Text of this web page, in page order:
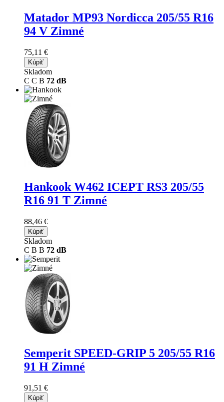
Matador MP93 Nordicca 205/55 R16
94 V Zimné
75,11 €
Kúpiť
Skladom
C C B 72 dB
Hankook W462 ICEPT RS3 205/55
R16 91 T Zimné
88,46 €
Kúpiť
Skladom
C B B 72 dB
Semperit SPEED-GRIP 5 205/55 R16
91 H Zimné
91,51 €
Kúpiť